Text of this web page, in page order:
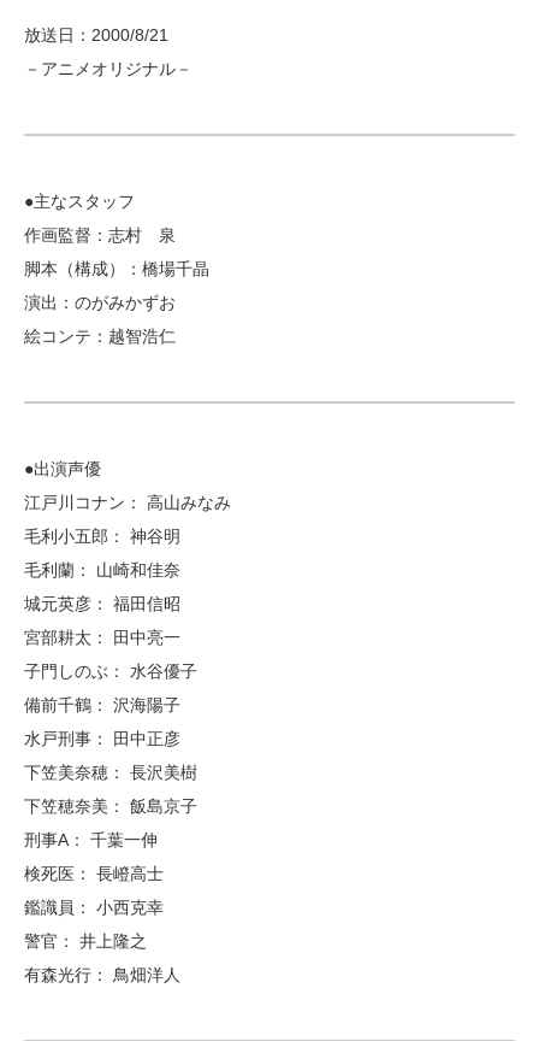
放送日：2000/8/21
－アニメオリジナル－
●主なスタッフ
作画監督：志村 泉
脚本（構成）：橋場千晶
演出：のがみかずお
絵コンテ：越智浩仁
●出演声優
江戸川コナン： 高山みなみ
毛利小五郎： 神谷明
毛利蘭： 山崎和佳奈
城元英彦： 福田信昭
宮部耕太： 田中亮一
子門しのぶ： 水谷優子
備前千鶴： 沢海陽子
水戸刑事： 田中正彦
下笠美奈穂： 長沢美樹
下笠穂奈美： 飯島京子
刑事A： 千葉一伸
検死医： 長嶝高士
鑑識員： 小西克幸
警官： 井上隆之
有森光行： 鳥畑洋人